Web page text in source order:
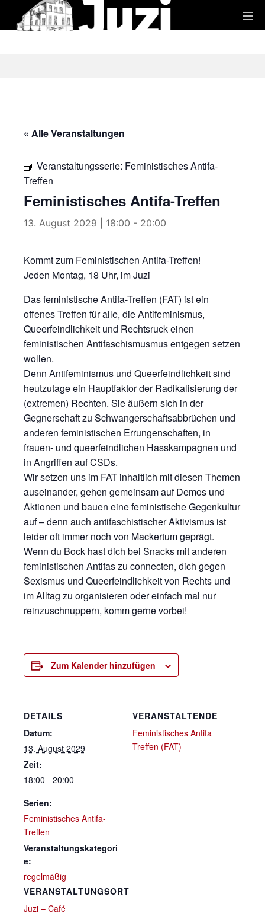
Inhalt
« Alle Veranstaltungen
Veranstaltungsserie: Feministisches Antifa-
Treffen
Feministisches Antifa-Treffen
13. August 2029 | 18:00 - 20:00
Kommt zum Feministischen Antifa-Treffen!
Jeden Montag, 18 Uhr, im Juzi
Das feministische Antifa-Treffen (FAT) ist ein
offenes Treffen für alle, die Antifeminismus,
Queerfeindlichkeit und Rechtsruck einen
feministischen Antifaschismusmus entgegen setzen
wollen.
Denn Antifeminismus und Queerfeindlichkeit sind
heutzutage ein Hauptfaktor der Radikalisierung der
(extremen) Rechten. Sie äußern sich in der
Gegnerschaft zu Schwangerschaftsabbrüchen und
anderen feministischen Errungenschaften, in
frauen- und queerfeindlichen Hasskampagnen und
in Angriffen auf CSDs.
Wir setzen uns im FAT inhaltlich mit diesen Themen
auseinander, gehen gemeinsam auf Demos und
Aktionen und bauen eine feministische Gegenkultur
auf – denn auch antifaschistischer Aktivismus ist
leider oft immer noch von Mackertum geprägt.
Wenn du Bock hast dich bei Snacks mit anderen
feministischen Antifas zu connecten, dich gegen
Sexismus und Queerfeindlichkeit von Rechts und
im Alltag zu organisieren oder einfach mal nur
reinzuschnuppern, komm gerne vorbei!
Zum Kalender hinzufügen
DETAILS
Datum:
13. August 2029
Zeit:
18:00 - 20:00
Serien:
Feministisches Antifa-
Treffen
Veranstaltungskategori
e:
regelmäßig
VERANSTALTUNGSORT
Juzi – Café
VERANSTALTENDE
Feministisches Antifa
Treffen (FAT)